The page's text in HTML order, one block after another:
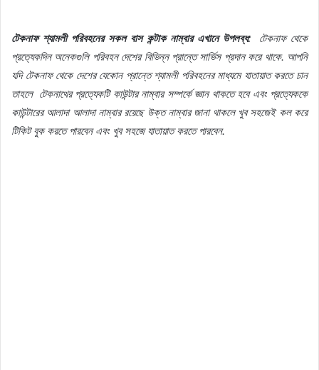
টেকনাফ শ্যামলী পরিবহনের সকল বাস কন্টাক নাম্বার এখানে উপলব্ধ: টেকনাফ থেকে
প্রত্যেকদিন অনেকগুলি পরিবহন দেশের বিভিন্ন প্রান্তে সার্ভিস প্রদান করে থাকে. আপনি
যদি টেকনাফ থেকে দেশের যেকোন প্রান্তে শ্যামলী পরিবহনের মাধ্যমে যাতায়াত করতে চান
তাহলে টেকনাথের প্রত্যেকটি কাউন্টার নাম্বার সম্পর্কে জ্ঞান থাকতে হবে এবং প্রত্যেককে
কাউন্টারের আলাদা আলাদা নাম্বার রয়েছে উক্ত নাম্বার জানা থাকলে খুব সহজেই কল করে
টিকিট বুক করতে পারবেন এবং খুব সহজে যাতায়াত করতে পারবেন.